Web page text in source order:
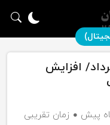
امروز چهارشنبه 13خرداد/ افزایش
زمان تقریبی